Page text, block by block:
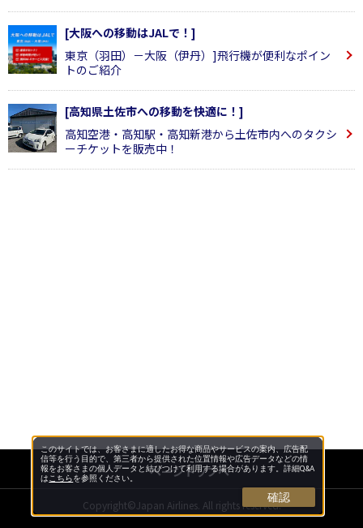
[大阪への移動はJALで！]
東京（羽田）－大阪（伊丹）]飛行機が便利なポイン
トのご紹介
[高知県土佐市への移動を快適に！]
高知空港・高知駅・高知新港から土佐市内へのタクシ
ーチケットを販売中！
ページトップへ
Copyright©Japan Airlines. All rights reserved.
このサイトでは、お客さまに適したお得な商品やサービスの案内、広告配
信等を行う目的で、第三者から提供された位置情報や広告データなどの情
報をお客さまの個人データと結びつけて利用する場合があります。詳細Q&A
は こちらを参照ください。
確認